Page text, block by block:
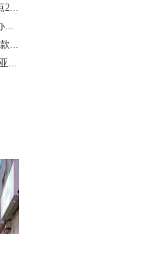
前魔兽设计师打造的《帕利亚》领衔！盘点20…
重磅！国家新闻出版署就《网络游戏管理办法…
《完蛋！我被美女包围了！》领衔！盘点5款…
由前暴雪员工打造的免费MMORPG《帕利亚》如…